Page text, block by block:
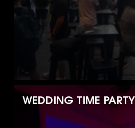
WEDDING TIME PARTY